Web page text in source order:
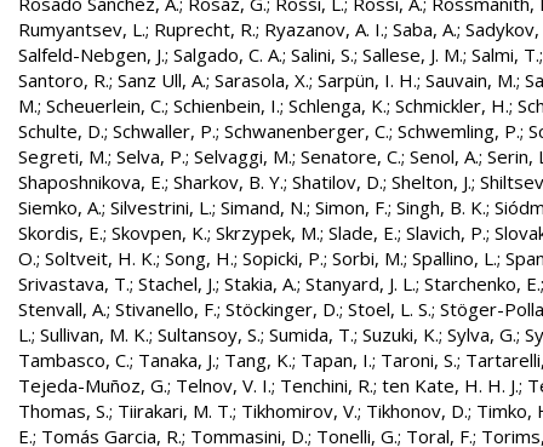
Rumyantsev, L.; Ruprecht, R.; Ryazanov, A. I.; Saba, A.; Sadykov,
Salfeld-Nebgen, J.; Salgado, C. A.; Salini, S.; Sallese, J. M.; Salmi, T.
Santoro, R.; Sanz Ull, A.; Sarasola, X.; Sarpün, I. H.; Sauvain, M.;
M.; Scheuerlein, C.; Schienbein, I.; Schlenga, K.; Schmickler, H.;
Schulte, D.; Schwaller, P.; Schwanenberger, C.; Schwemling, P.;
Segreti, M.; Selva, P.; Selvaggi, M.; Senatore, C.; Senol, A.; Serin,
Shaposhnikova, E.; Sharkov, B. Y.; Shatilov, D.; Shelton, J.;
Siemko, A.; Silvestrini, L.; Simand, N.; Simon, F.; Singh, B. K.;
Skordis, E.; Skovpen, K.; Skrzypek, M.; Slade, E.; Slavich, P.;
O.; Soltveit, H. K.; Song, H.; Sopicki, P.; Sorbi, M.; Spallino, L.;
Srivastava, T.; Stachel, J.; Stakia, A.; Stanyard, J. L.; Starchenko, E.
Stenvall, A.; Stivanello, F.; Stöckinger, D.; Stoel, L. S.; Stöger-
L.; Sullivan, M. K.; Sultansoy, S.; Sumida, T.; Suzuki, K.; Sylva, G.;
Tambasco, C.; Tanaka, J.; Tang, K.; Tapan, I.; Taroni, S.;
Tejeda-Muñoz, G.; Telnov, V. I.; Tenchini, R.; ten Kate, H. H. J.;
Thomas, S.; Tiirakari, M. T.; Tikhomirov, V.; Tikhonov, D.; Timko,
E.; Tomás Garcia, R.; Tommasini, D.; Tonelli, G.; Toral, F.;